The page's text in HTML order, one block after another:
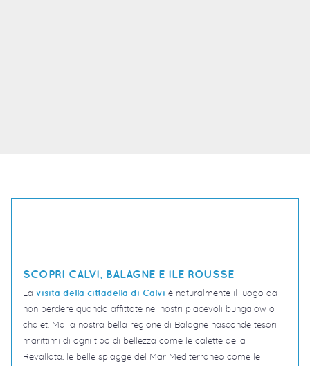
SCOPRI CALVI, BALAGNE E ILE ROUSSE
La visita della cittadella di Calvi è naturalmente il luogo da
non perdere quando affittate nei nostri piacevoli bungalow o
chalet. Ma la nostra bella regione di Balagne nasconde tesori
marittimi di ogni tipo di bellezza come le calette della
Revallata, le belle spiagge del Mar Mediterraneo come le